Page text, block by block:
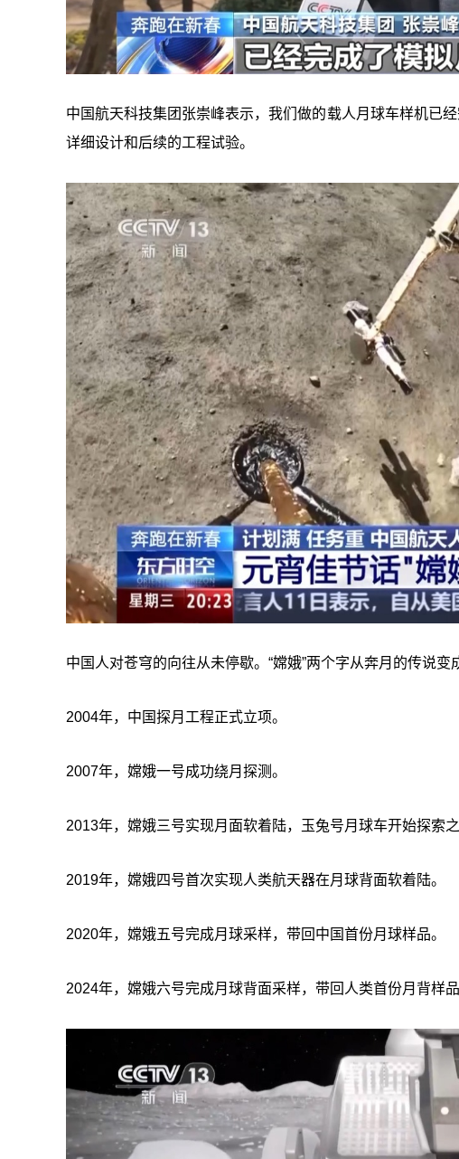
中国航天科技集团张崇峰表示，我们做的载人月球车样机已
详细设计和后续的工程试验。
中国人对苍穹的向往从未停歇。“嫦娥”两个字从奔月的传说变
2004年，中国探月工程正式立项。
2007年，嫦娥一号成功绕月探测。
2013年，嫦娥三号实现月面软着陆，玉兔号月球车开始探索之
2019年，嫦娥四号首次实现人类航天器在月球背面软着陆。
2020年，嫦娥五号完成月球采样，带回中国首份月球样品。
2024年，嫦娥六号完成月球背面采样，带回人类首份月背样品